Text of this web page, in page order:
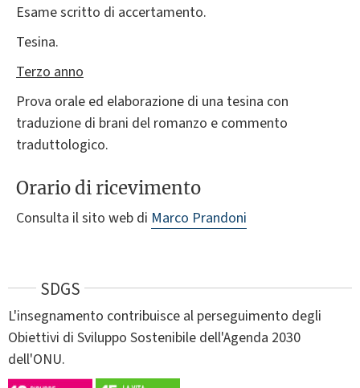
Esame scritto di accertamento.
Tesina.
Terzo anno
Prova orale ed elaborazione di una tesina con
traduzione di brani del romanzo e commento
traduttologico.
Orario di ricevimento
Consulta il sito web di Marco Prandoni
SDGS
L'insegnamento contribuisce al perseguimento degli
Obiettivi di Sviluppo Sostenibile dell'Agenda 2030
dell'ONU.